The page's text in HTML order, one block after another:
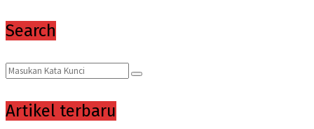
Search
Search
for:
Search
Artikel terbaru